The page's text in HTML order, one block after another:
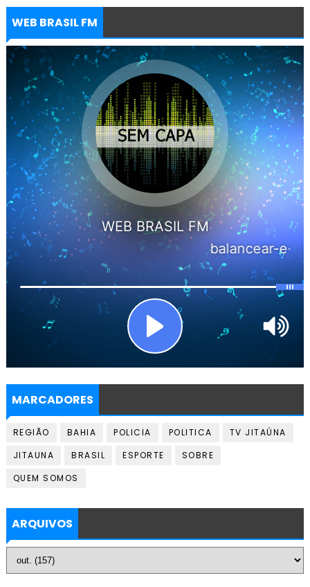
WEB BRASIL FM
MARCADORES
REGIÃO BAHIA POLICIA POLITICA
TV JITAÚNA
JITAUNA
BRASIL ESPORTE
SOBRE
QUEM SOMOS
ARQUIVOS